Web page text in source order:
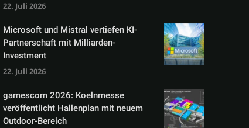
22. Juli 2026
Microsoft und Mistral vertiefen KI-
Partnerschaft mit Milliarden-
Investment
22. Juli 2026
gamescom 2026: Koelnmesse
veröffentlicht Hallenplan mit neuem
Outdoor-Bereich